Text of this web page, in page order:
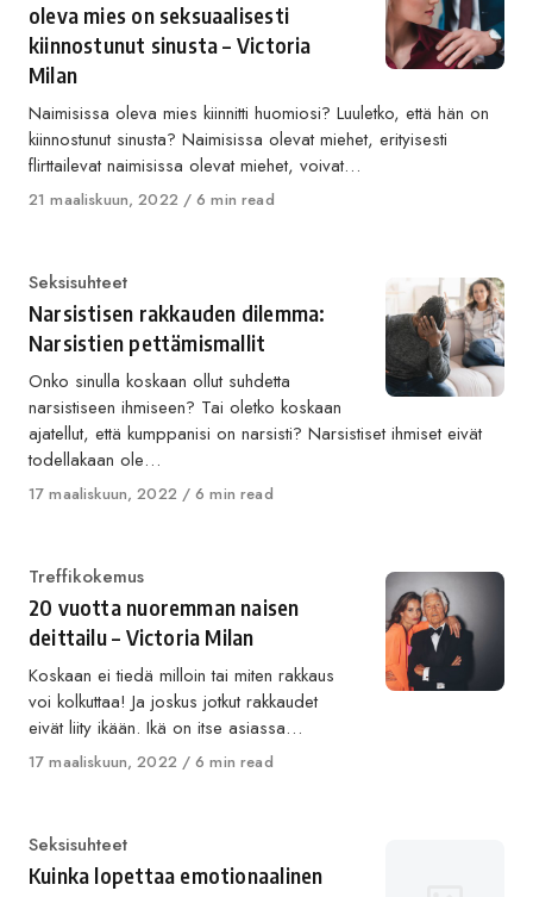
oleva mies on seksuaalisesti
kiinnostunut sinusta – Victoria
Milan
Naimisissa oleva mies kiinnitti huomiosi? Luuletko, että hän on
kiinnostunut sinusta? Naimisissa olevat miehet, erityisesti
flirttailevat naimisissa olevat miehet, voivat…
Published
21 maaliskuun, 2022 6 min read
Category
Seksisuhteet
Narsistisen rakkauden dilemma:
Narsistien pettämismallit
Onko sinulla koskaan ollut suhdetta
narsistiseen ihmiseen? Tai oletko koskaan
ajatellut, että kumppanisi on narsisti? Narsistiset ihmiset eivät
todellakaan ole…
Published
17 maaliskuun, 2022 6 min read
Category
Treffikokemus
20 vuotta nuoremman naisen
deittailu – Victoria Milan
Koskaan ei tiedä milloin tai miten rakkaus
voi kolkuttaa! Ja joskus jotkut rakkaudet
eivät liity ikään. Ikä on itse asiassa…
Published
17 maaliskuun, 2022 6 min read
Category
Seksisuhteet
Kuinka lopettaa emotionaalinen